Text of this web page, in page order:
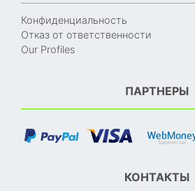
Конфиденциальность
Отказ от ответственности
Our Profiles
ПАРТНЕРЫ
КОНТАКТЫ